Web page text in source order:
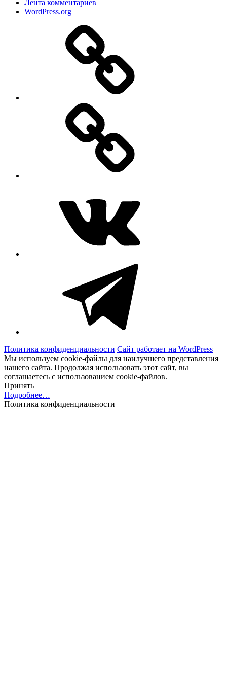
Лента комментариев
WordPress.org
Политика конфиденциальности Сайт работает на WordPress
Мы используем cookie-файлы для наилучшего представления
нашего сайта. Продолжая использовать этот сайт, вы
соглашаетесь с использованием cookie-файлов.
Принять
Подробнее…
Политика конфиденциальности